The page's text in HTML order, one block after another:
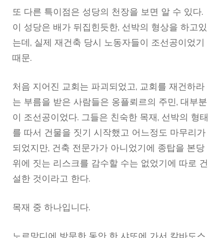
또 다른 특이점은 성당의 천장을 보면 알 수 있다.
이 성당은 배가 뒤집힌듯한, 선박의 형상을 하고있
는데, 실제 재건축 당시 노동자들이 조선공이었기
때문.
처음 지어진 교회는 파괴되었고, 교회를 재건하라
는 부름을 받은 사람들은 옹플뢰르의 주민, 대부분
이 조선공이었다. 그들은 친숙한 목재, 선박의 형태
를 따서 건물을 짓기 시작했고 어느정도 마무리가
되었지만, 건축 전문가가 아니었기에 종탑을 본당
위에 짓는 리스크를 감수할 수는 없었기에 따로 건
설한 것이라고 한다.
목재 중 하나입니다.
노르망디에 방문한 동안 한 샤또에 가서 칼바도스